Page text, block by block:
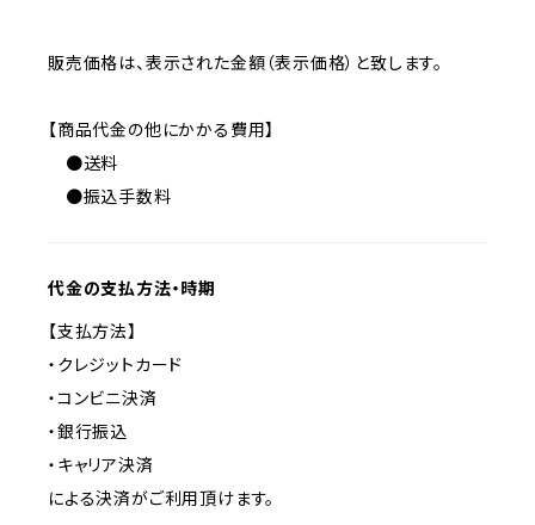
販売価格は、表示された金額（表示価格）と致します。
【商品代金の他にかかる費用】
●送料
●振込手数料
代金の支払方法・時期
【支払方法】
・クレジットカード
・コンビニ決済
・銀行振込
・キャリア決済
による決済がご利用頂けます。